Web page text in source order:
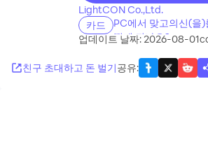
LightCON Co.,Ltd.
카드
PC에서 맞고의신(을
떻게 되나요?
업데이트 날짜: 2026-08-01
친구 초대하고 돈 벌기공유: